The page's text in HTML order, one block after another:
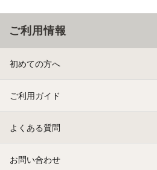
ご利用情報
初めての方へ
ご利用ガイド
よくある質問
お問い合わせ